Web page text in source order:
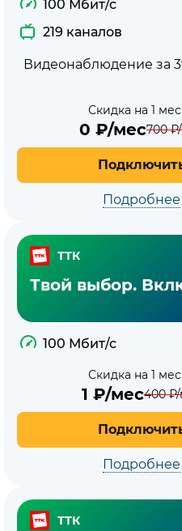
100 Мбит/с
219 каналов
Видеонаблюдение за
Скидка на 1
0 ₽/мес700₽/
Подробнее
ТТК
Твой выбор.
100 Мбит/с
Скидка на 1
1 ₽/мес400₽/
Подробнее
ТТК